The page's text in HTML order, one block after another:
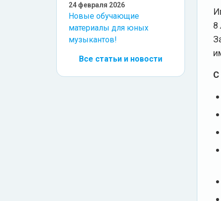
24 февраля 2026
Новые обучающие
материалы для юных
музыкантов!
Все статьи и новости
8
С